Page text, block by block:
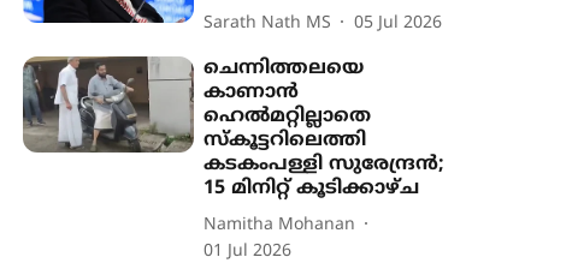
Sarath Nath MS 05 Jul 2026
ചെന്നിത്തലയെ
കാണാൻ
ഹെൽമറ്റില്ലാതെ
സ്കൂട്ടറിലെത്തി
കടകംപള്ളി സുരേന്ദ്രൻ;
15 മിനിറ്റ് കൂടിക്കാഴ്ച
Namitha Mohanan
01 Jul 2026